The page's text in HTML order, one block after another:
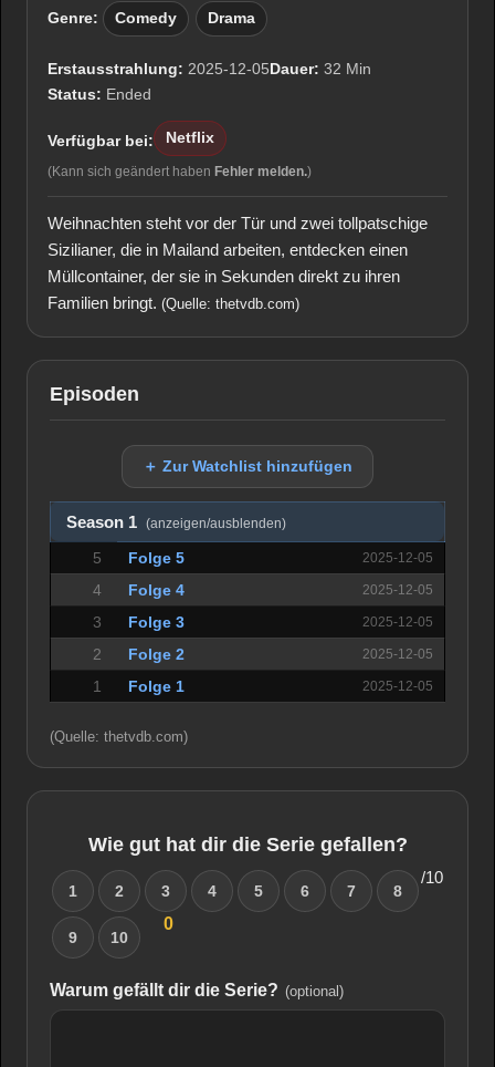
Genre: Comedy Drama
Erstausstrahlung: 2025-12-05Dauer: 32 Min
Status: Ended
Verfügbar bei: Netflix
(Kann sich geändert haben Fehler melden.)
Weihnachten steht vor der Tür und zwei tollpatschige
Sizilianer, die in Mailand arbeiten, entdecken einen
Müllcontainer, der sie in Sekunden direkt zu ihren
Familien bringt. (Quelle: thetvdb.com)
Episoden
＋ Zur Watchlist hinzufügen
Season 1 (anzeigen/ausblenden)
5 Folge 5 2025-12-05
4 Folge 4 2025-12-05
3 Folge 3 2025-12-05
2 Folge 2 2025-12-05
1 Folge 1 2025-12-05
(Quelle: thetvdb.com)
Wie gut hat dir die Serie gefallen?
1 2 3 4 5 6 7 8
9 10
0
/10
Warum gefällt dir die Serie? (optional)